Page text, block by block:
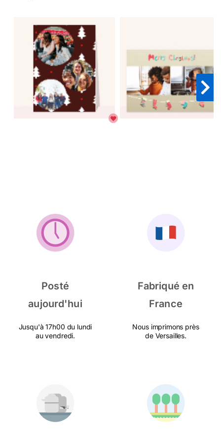
Posté
aujourd'hui
Jusqu'à 17h00 du lundi
au vendredi.
Fabriqué en
France
Nous imprimons près
de Versailles.